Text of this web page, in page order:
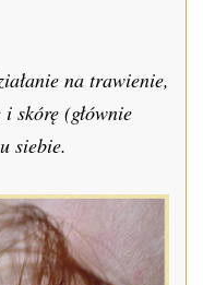
na trawienie,
i skórę (głównie
siebie.